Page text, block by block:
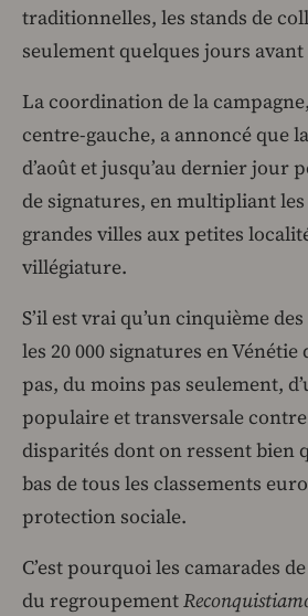
traditionnelles, les stands de
seulement quelques jours
La coordination de la
centre-gauche, a annoncé que
d’août et jusqu’au dernier jour
de signatures, en multipliant
grandes villes aux petites
villégiature.
S’il est vrai qu’un cinquième
les 20 000 signatures en Vénétie
pas, du moins pas seulement,
populaire et transversale
disparités dont on ressent bien
bas de tous les classements
protection sociale.
C’est pourquoi les camarades
du regroupement